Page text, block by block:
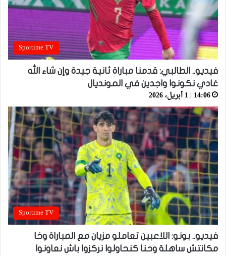
Sportime TV
فيديو.. الطالبي: قدمنا مباراة ثانية جيدة وإن شاء الله
غادي نكونوا واجدين في المونديال
14:06 | 1 أبريل، 2026
Sportime TV
فيديو.. بونو: اللاعبين تعاملو مزيان مع المباراة وخا
مكانتش ساهلة وحنا كنحاولوا نركزوا باش نعاونوا